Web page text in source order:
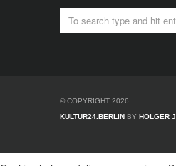
© COPYRIGHT 2026.
KULTUR24.BERLINBY HOLGER